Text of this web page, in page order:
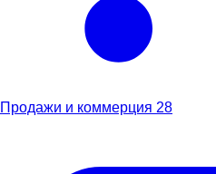
Продажи и коммерция 28